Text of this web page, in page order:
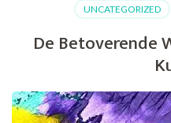
UNCATEGORIZED
De Betoverende